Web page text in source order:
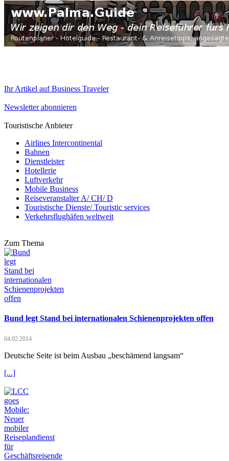
Ihr Artikel auf Business Traveler
Newsletter abonnieren
Touristische Anbieter
Airlines Intercontinental
Bahnen
Dienstleister
Hotellerie
Luftverkehr
Mobile Business
Reiseveranstalter A/ CH/ D
Touristische Dienste/ Touristic services
Verkehrsflughäfen weltweit
Zum Thema
Bund legt Stand bei internationalen Schienenprojekten offen
04.02.2014
Deutsche Seite ist beim Ausbau „beschämend langsam“
[...]